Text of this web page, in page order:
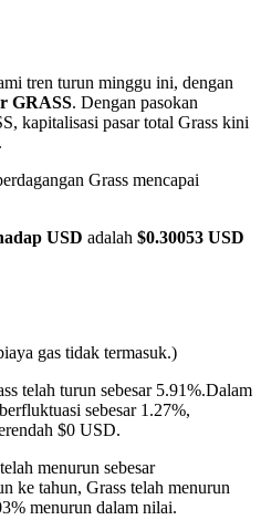
mulia, dan komoditas
USDC sebagai jaminannya
tren turun minggu ini, dengan
GRASS. Dengan pasokan
kapitalisasi pasar total Grass kini
Grass mencapai
USD adalah $0.30053 USD
gas tidak termasuk.)
telah turun sebesar 5.91%.Dalam
sebesar 1.27%,
$0 USD.
menurun sebesar
ke tahun, Grass telah menurun
menurun dalam nilai.